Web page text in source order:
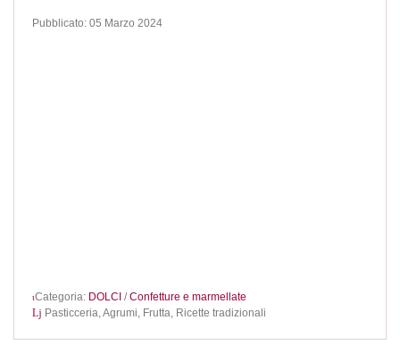
Pubblicato: 05 Marzo 2024
Categoria: DOLCI /Confetture e marmellate
Pasticceria,Agrumi, Frutta, Ricette tradizionali